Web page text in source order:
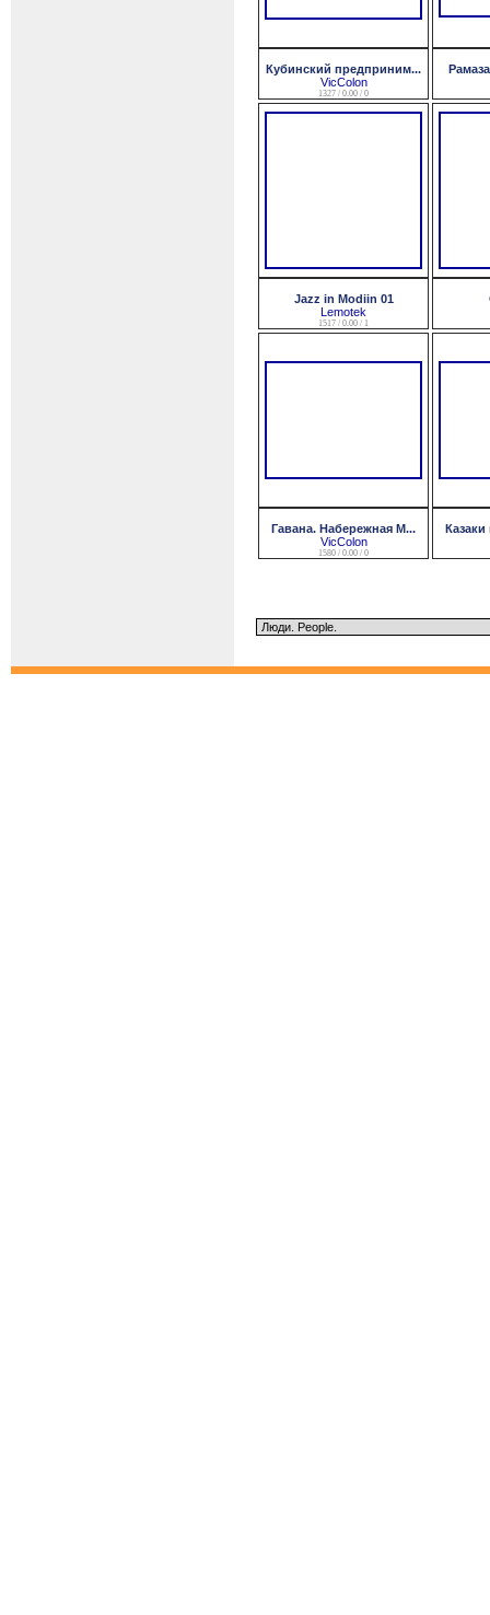
Кубинский предприним...
VicColon
1327 / 0.00 / 0
Jazz in Modiin 01
Lemotek
1517 / 0.00 / 1
Гавана. Набережная М...
VicColon
1580 / 0.00 / 0
Казаки